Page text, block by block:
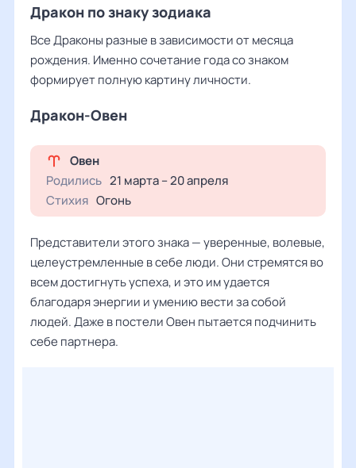
Дракон по знаку зодиака
Все Драконы разные в зависимости от месяца
рождения. Именно сочетание года со знаком
формирует полную картину личности.
Дракон-Овен
Овен
Родились 21 марта – 20 апреля
Стихия Огонь
Представители этого знака — уверенные, волевые,
целеустремленные в себе люди. Они стремятся во
всем достигнуть успеха, и это им удается
благодаря энергии и умению вести за собой
людей. Даже в постели Овен пытается подчинить
себе партнера.